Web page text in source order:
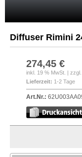
Neukunde?
Kasse
Anmelden
Diffuser Rimini
274,45 €
inkl. 19 % MwSt. | zzgl.
Lieferzeit: 1-2 Tage
Art.Nr.: